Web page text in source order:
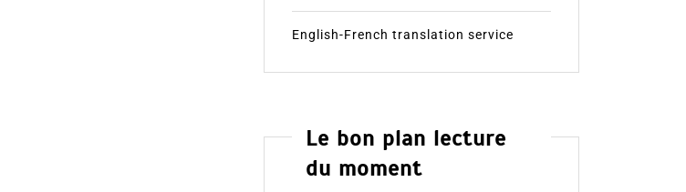
English-French translation service
Le bon plan lecture
du moment